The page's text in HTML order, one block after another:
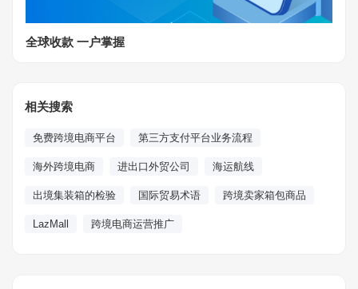
全球收款 一户掌握
相关搜索
免费跨境电商平台 第三方支付平台业务流程
海外跨境电商 进出口外贸公司 海运航线
出境集装箱的检验 国际贸易术语 跨境卖家箱包商品
LazMall 跨境电商运营推广